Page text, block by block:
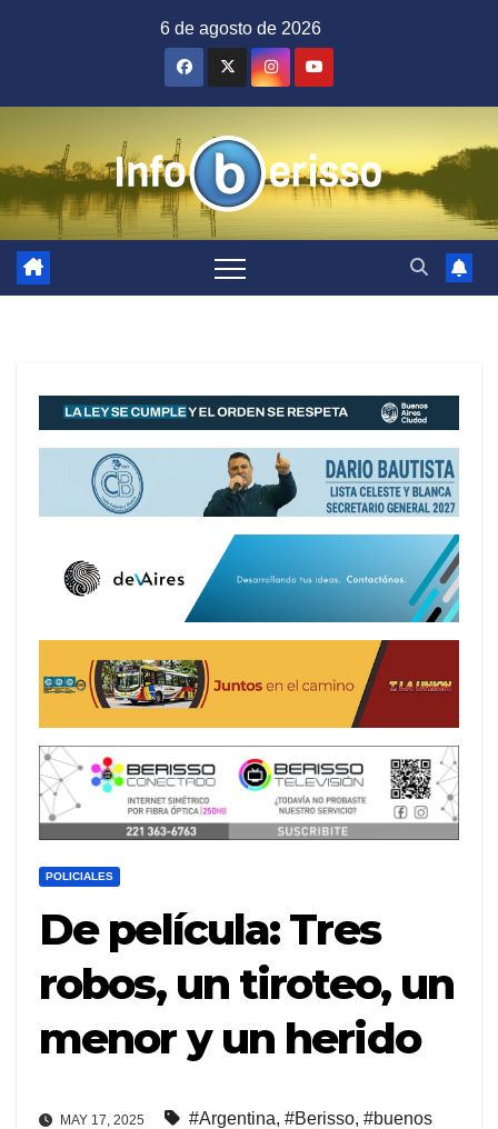
6 de agosto de 2026
POLICIALES
De película: Tres
robos, un tiroteo, un
menor y un herido
MAY 17, 2025 #Argentina, #Berisso, #buenos